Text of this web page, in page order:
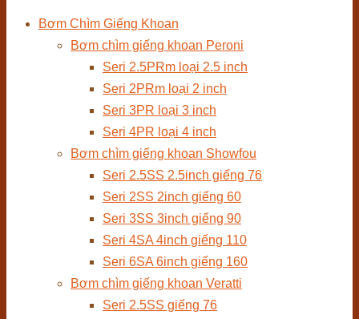
Bơm Chìm Giếng Khoan
Bơm chìm giếng khoan Peroni
Seri 2.5PRm loại 2.5 inch
Seri 2PRm loại 2 inch
Seri 3PR loại 3 inch
Seri 4PR loại 4 inch
Bơm chìm giếng khoan Showfou
Seri 2.5SS 2.5inch giếng 76
Seri 2SS 2inch giếng 60
Seri 3SS 3inch giếng 90
Seri 4SA 4inch giếng 110
Seri 6SA 6inch giếng 160
Bơm chìm giếng khoan Veratti
Seri 2.5SS giếng 76